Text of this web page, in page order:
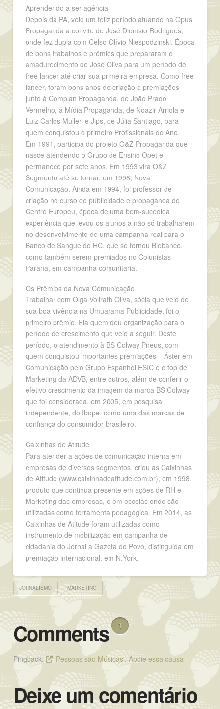
Aprendendo a ser agência
Depois da PA, veio um feliz período atuando na Opus
Propaganda a convite de José Dionísio Rodrigues,
onde fez dupla com Celso Olívio Niespodzinski. Época
de bons trabalhos e prêmios que prepararam o
amadurecimento de José Oliva para um período de
free lancer até criar sua primeira empresa. Como free
lancer, foram bons anos de criação e premiações
junto à Complan Propaganda, de João Prado
Vermelho, à Mídia Propaganda, de Noazir Arriola e
Luiz Carlos Muller, e Jips, de Júlia Santiago, para
quem conquistou o primeiro Profissionais do Ano.
Em 1991, participa do projeto O&Z Propaganda que
nasce atendendo o Grupo de Ensino Opet e
permanece por sete anos. Em 1993 vira O&Z
Segmento até se tornar, em 1998, Nova
Comunicação. Ainda em 1994, foi professor de
criação no curso de publicidade e propaganda do
Centro Europeu, época de uma bem-sucedida
experiência que levou os alunos a não só trabalharem
no desenvolvimento de uma campanha real para o
Banco de Sangue do HC, que se tornou Biobanco,
como também serem premiados no Colunistas
Paraná, em campanha comunitária.
Os Prêmios da Nova Comunicação
Trabalhar com Olga Vollrath Oliva, sócia que veio de
sua boa vivência na Umuarama Publicidade, foi o
primeiro prêmio. Ela quem deu organização para o
período de crescimento que veio a seguir. Deste
período, o atendimento à BS Colway Pneus, com
quem conquistou importantes premiações – Áster em
Comunicação pelo Grupo Espanhol ESIC e o top de
Marketing da ADVB, entre outros, além de conferir o
efetivo crescimento da imagem da marca BS Colway
que foi considerada, em 2005, em pesquisa
independente, do Ibope, como uma das marcas de
confiança do consumidor brasileiro.
Caixinhas de Atitude
Para atender a ações de comunicação interna em
empresas de diversos segmentos, criou as Caixinhas
de Atitude (www.caixinhadeatitude.com.br), em 1998,
produto que continua presente em ações de RH e
Marketing das empresas, e em escolas onde são
utilizadas como ferramenta pedagógica. Em 2014, as
Caixinhas de Atitude foram utilizadas como
instrumento de mobilização em campanha de
cidadania do Jornal a Gazeta do Povo, distinguida em
premiação internacional, em N.York.
JORNALISMO MARKETING
Comments 1
Pingback: 'Pessoas são Músicas'. Apoie essa causa
Deixe um comentário